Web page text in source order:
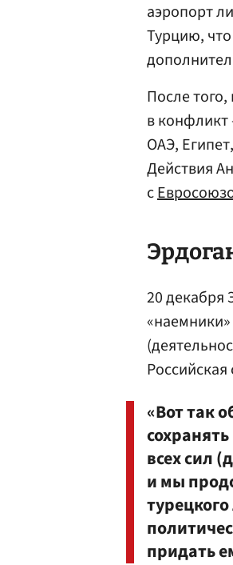
аэропорт
Турцию,
После
в
ОАЭ,
Действия
с
20 декабря
«Вот так
всех сил
и мы
придать